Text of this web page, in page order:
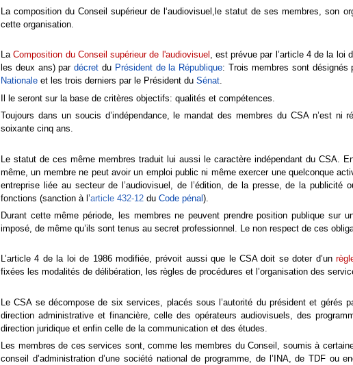
La composition du Conseil supérieur de l‘audiovisuel,le statut de ses membres, son
cette organisation.
LaComposition du Conseil supérieur de l'audiovisuel , est prévue par l’article 4 de la loi
les deux ans) pardécret du Président de la République: Trois membres sont désignés
Nationale et les trois derniers par le Président du Sénat.
Il le seront sur la base de critères objectifs: qualités et compétences.
Toujours dans un soucis d’indépendance, le mandat des membres du CSA n’est
soixante cinq ans.
Le statut de ces même membres traduit lui aussi le caractère indépendant du CSA.
même, un membre ne peut avoir un emploi public ni même exercer une quelconque
entreprise liée au secteur de l’audiovisuel, de l’édition, de la presse, de la
fonctions (sanction à l’article 432-12 du Code pénal).
Durant cette même période, les membres ne peuvent prendre position publique
imposé, de même qu’ils sont tenus au secret professionnel. Le non respect de ces
L’article 4 de la loi de 1986 modifiée, prévoit aussi que le CSA doit se doter d’un
fixées les modalités de délibération, les règles de procédures et l’organisation des
Le CSA se décompose de six services, placés sous l’autorité du président et gérés
direction administrative et financière, celle des opérateurs audiovisuels, des
direction juridique et enfin celle de la communication et des études.
Les membres de ces services sont, comme les membres du Conseil, soumis à
conseil d’administration d’une société national de programme, de l’INA, de TDF